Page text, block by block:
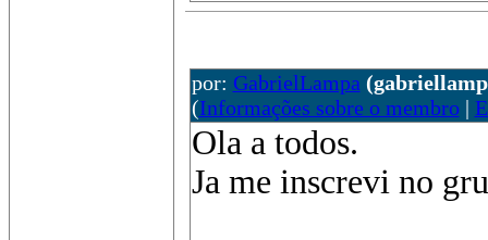
por: GabrielLampa
(Informações sobre o membro|
Ola a todos.
Ja me inscrevi no